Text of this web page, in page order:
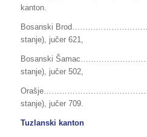
kanton.
Bosanski
stanje), jučer 621,
Bosanski
stanje), jučer 502,
stanje), jučer 709.
Tuzlanski kanton